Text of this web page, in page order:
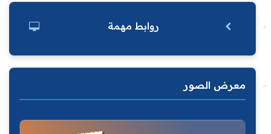
روابط مهمة
معرض الصور